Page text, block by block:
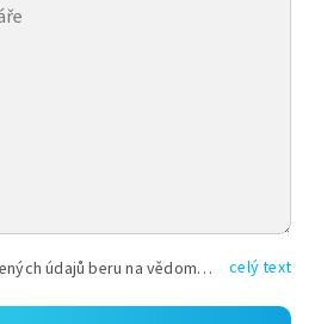
Vyplněním shora uvedených údajů beru na vědomí, že společnost TEXT FACTORY s.r.o., sídlem Brno, Durďákova 336/29, Černá Pole, PSČ: 613 00, IČ: 06157831, zapsané u Krajského soudu v Brně, oddíl C, vložka 100399, bude zpracovávat mé osobní údaje uvedené v rámci mnou vyplněného registračního formuláře na základě oprávněných zájmů TEXT FACTORY s.r.o. dle čl. 6 odst. 1 písm. f) GDPR a pro splnění právních povinností (čl. 6 odst. 1 písm. c) GDPR), a to pro tyto účely: nezbytnost zajistit oprávnění návštěvníka webových stránek provozovaných společností TEXT FACTORY s.r.o. přispívat aktivně ke zveřejněným článkům nebo v rámci diskusních fór a výkon práv TEXT FACTORY s.r.o. jako administrátora těchto diskusních fór. Více informací o zpracování osobních údajů a právech lze nalézt v celý text